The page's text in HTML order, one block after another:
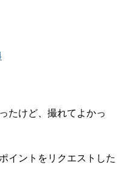
たけど、撮れてよかっ
イントをリクエストした